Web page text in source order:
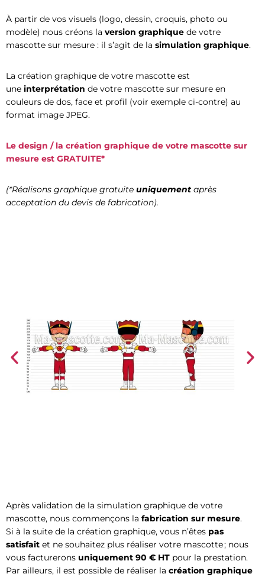
À partir de vos visuels (logo, dessin, croquis, photo ou
modèle) nous créons la version graphique de votre
mascotte sur mesure : il s’agit de la simulation graphique.
La création graphique de votre mascotte est
une interprétation de votre mascotte sur mesure en
couleurs de dos, face et profil (voir exemple ci-contre) au
format image JPEG.
Le design / la création graphique de votre mascotte sur
mesure est GRATUITE*
(*Réalisons graphique gratuite uniquement après
acceptation du devis de fabrication).
mascotte sportif
super-hero
Après validation de la simulation graphique de votre
mascotte, nous commençons la fabrication sur mesure.
Si à la suite de la création graphique, vous n’êtes pas
satisfait et ne souhaitez plus réaliser votre mascotte ; nous
vous facturerons uniquement 90 € HT pour la prestation.
Par ailleurs, il est possible de réaliser la création graphique